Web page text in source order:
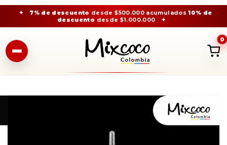
✦ 7% de descuento desde $500.000 acumulados10% de
descuento desde $1.000.000 ✦
0